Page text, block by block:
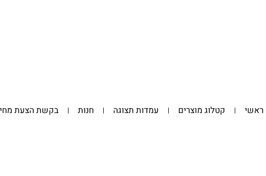
ראשי קטלוג מוצרים עמדות תצוגה חנות בקשת הצעת